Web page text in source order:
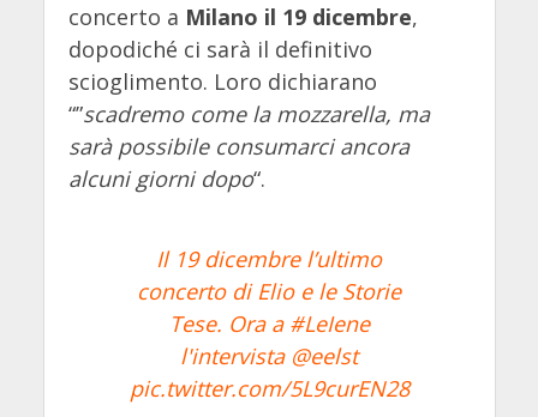
concerto a Milano il 19 dicembre,
dopodiché ci sarà il definitivo
scioglimento. Loro dichiarano
“”scadremo come la mozzarella, ma
sarà possibile consumarci ancora
alcuni giorni dopo“.
Il 19 dicembre l’ultimo
concerto di Elio e le Storie
Tese. Ora a #LeIene
l'intervista @eelst
pic.twitter.com/5L9curEN28